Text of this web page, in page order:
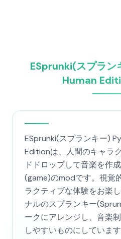
ESprunki(スプラ
Human
ESprunki(スプランキー)
Editionは、人間のキャラ
ドドロップして音楽を作
(game)のmodです。視覚
ラクティブな体験をお楽
ナルのスプランキー
ークにアレンジし、音楽
しやすいものにしていま